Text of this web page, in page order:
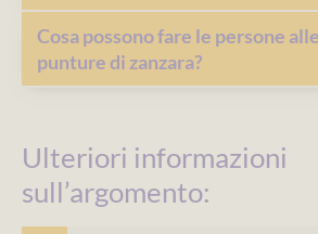
Cosa possono fare le persone
punture di zanzara?
Ulteriori informazioni
sull’argomento: